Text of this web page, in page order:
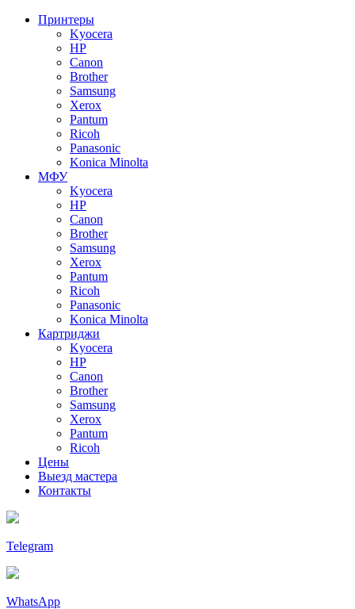
Принтеры
Kyocera
HP
Canon
Brother
Samsung
Xerox
Pantum
Ricoh
Panasonic
Konica Minolta
МФУ
Kyocera
HP
Canon
Brother
Samsung
Xerox
Pantum
Ricoh
Panasonic
Konica Minolta
Картриджи
Kyocera
HP
Canon
Brother
Samsung
Xerox
Pantum
Ricoh
Цены
Выезд мастера
Контакты
Telegram
WhatsApp